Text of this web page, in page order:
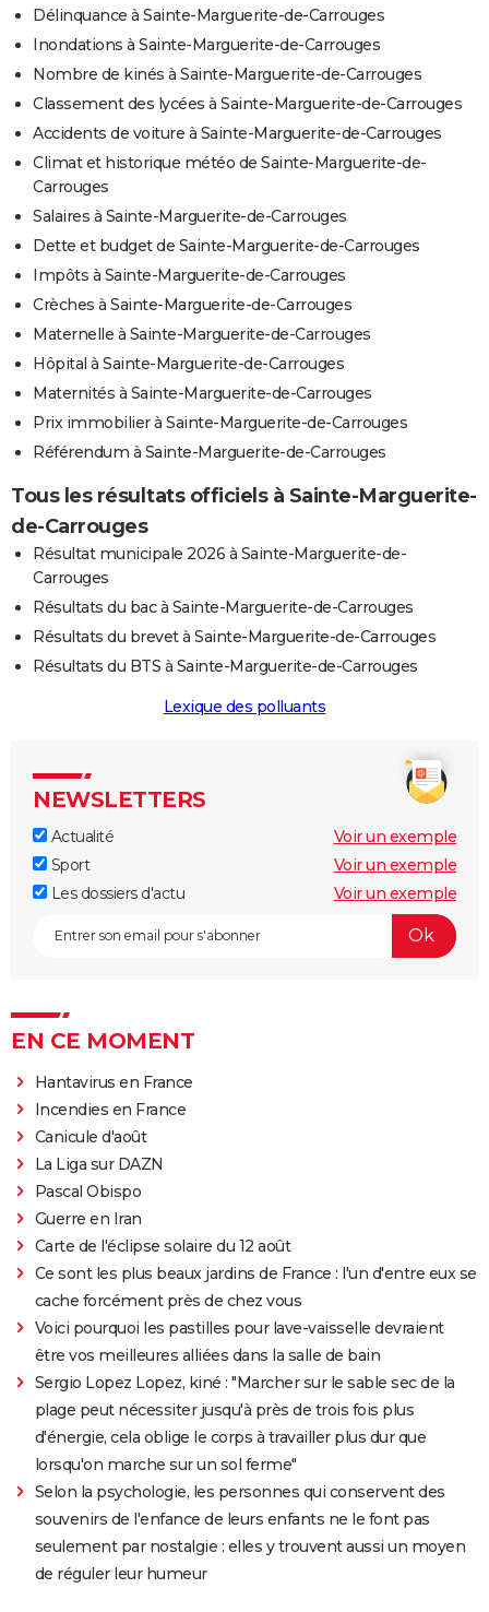
Délinquance à Sainte-Marguerite-de-Carrouges
Inondations à Sainte-Marguerite-de-Carrouges
Nombre de kinés à Sainte-Marguerite-de-Carrouges
Classement des lycées à Sainte-Marguerite-de-Carrouges
Accidents de voiture à Sainte-Marguerite-de-Carrouges
Climat et historique météo de Sainte-Marguerite-de-
Carrouges
Salaires à Sainte-Marguerite-de-Carrouges
Dette et budget de Sainte-Marguerite-de-Carrouges
Impôts à Sainte-Marguerite-de-Carrouges
Crèches à Sainte-Marguerite-de-Carrouges
Maternelle à Sainte-Marguerite-de-Carrouges
Hôpital à Sainte-Marguerite-de-Carrouges
Maternités à Sainte-Marguerite-de-Carrouges
Prix immobilier à Sainte-Marguerite-de-Carrouges
Référendum à Sainte-Marguerite-de-Carrouges
Tous les résultats officiels à Sainte-Marguerite-
de-Carrouges
Résultat municipale 2026 à Sainte-Marguerite-de-
Carrouges
Résultats du bac à Sainte-Marguerite-de-Carrouges
Résultats du brevet à Sainte-Marguerite-de-Carrouges
Résultats du BTS à Sainte-Marguerite-de-Carrouges
Lexique des polluants
NEWSLETTERS
Actualité
Voir un exemple
Sport
Voir un exemple
Les dossiers d'actu
Voir un exemple
EN CE MOMENT
Hantavirus en France
Incendies en France
Canicule d'août
La Liga sur DAZN
Pascal Obispo
Guerre en Iran
Carte de l'éclipse solaire du 12 août
Ce sont les plus beaux jardins de France : l'un d'entre eux se
cache forcément près de chez vous
Voici pourquoi les pastilles pour lave-vaisselle devraient
être vos meilleures alliées dans la salle de bain
Sergio Lopez Lopez, kiné : "Marcher sur le sable sec de la
plage peut nécessiter jusqu'à près de trois fois plus
d'énergie, cela oblige le corps à travailler plus dur que
lorsqu'on marche sur un sol ferme"
Selon la psychologie, les personnes qui conservent des
souvenirs de l'enfance de leurs enfants ne le font pas
seulement par nostalgie : elles y trouvent aussi un moyen
de réguler leur humeur